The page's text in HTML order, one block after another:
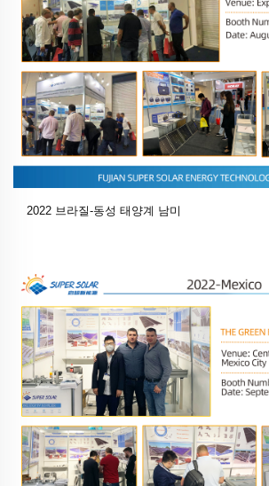
2022 브라질-동성 태양계 남미